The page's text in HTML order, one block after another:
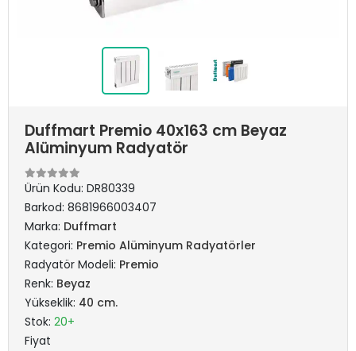
Duffmart Premio 40x163 cm Beyaz
Alüminyum Radyatör
Ürün Kodu: DR80339
Barkod: 8681966003407
Marka: Duffmart
Kategori: Premio Alüminyum Radyatörler
Radyatör Modeli: Premio
Renk: Beyaz
Yükseklik: 40 cm.
Stok: 20+
Fiyat